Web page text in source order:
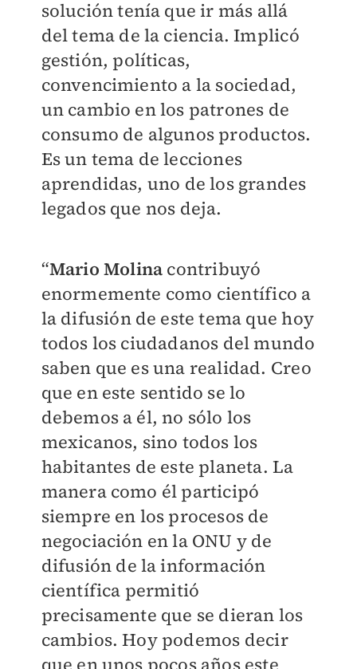
solución tenía que ir más allá
del tema de la ciencia. Implicó
gestión, políticas,
convencimiento a la sociedad,
un cambio en los patrones de
consumo de algunos productos.
Es un tema de lecciones
aprendidas, uno de los grandes
legados que nos deja.
“Mario Molina contribuyó
enormemente como científico a
la difusión de este tema que hoy
todos los ciudadanos del mundo
saben que es una realidad. Creo
que en este sentido se lo
debemos a él, no sólo los
mexicanos, sino todos los
habitantes de este planeta. La
manera como él participó
siempre en los procesos de
negociación en la ONU y de
difusión de la información
científica permitió
precisamente que se dieran los
cambios. Hoy podemos decir